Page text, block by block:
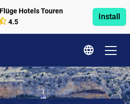
Hotels Touren
4.5
Install